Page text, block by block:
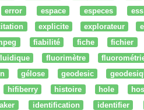
error espace especes ess
explicite explorateur
fiabilité fiche fichier
fluorimètre
gélose geodesic
hifiberry histoire hole
identification identifier